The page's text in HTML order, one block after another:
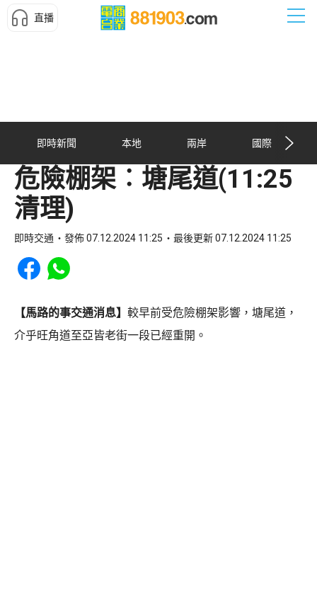
直播
即時新聞 本地 兩岸 國際
危險棚架︰塘尾道(11:25
清理)
即時交通 發佈 07.12.2024 11:25 最後更新 07.12.2024 11:25
Share to Facebook
Share to WhatsApp
【馬路的事交通消息】 較早前受危險棚架影響，塘尾道，
介乎旺角道至亞皆老街一段已經重開。